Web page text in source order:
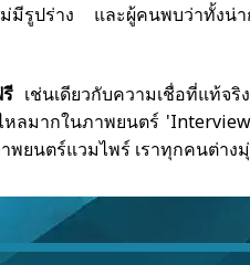
มีรูปร่าง และผู้คนพบว่าทั้งน่
เช่นเดียวกับความเชื่อที่แท้จ
ลมากในภาพยนตร์
ยนตร์แวมไพร์ เราทุกคนต่าง